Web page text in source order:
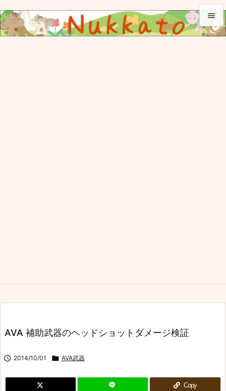


AVA 補助武器のヘッドショットダメージ検証
 2014/10/01  AVA武器
Copy